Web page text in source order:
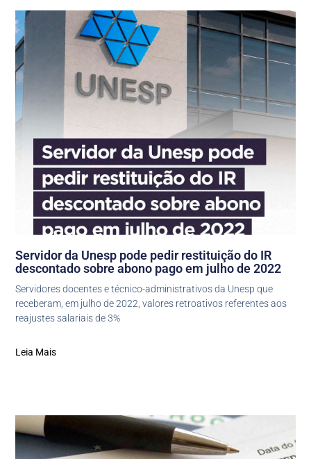
Servidor da Unesp pode pedir restituição do IR
descontado sobre abono pago em julho de 2022
Servidores docentes e técnico-administrativos da Unesp que
receberam, em julho de 2022, valores retroativos referentes aos
reajustes salariais de 3%
Leia Mais